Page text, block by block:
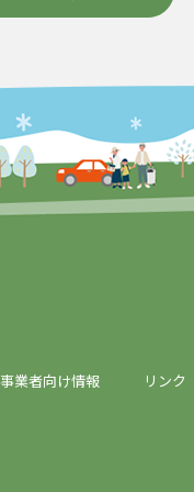
事業者向け情報 リンク